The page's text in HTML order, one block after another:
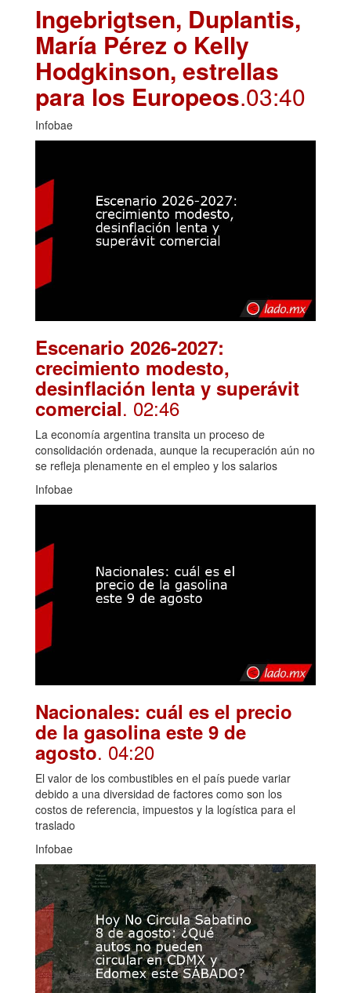
Ingebrigtsen, Duplantis,
María Pérez o Kelly
Hodgkinson, estrellas
para los Europeos.03:40
Infobae
Escenario 2026-2027:
crecimiento modesto,
desinflación lenta y superávit
comercial. 02:46
La economía argentina transita un proceso de
consolidación ordenada, aunque la recuperación aún no
se refleja plenamente en el empleo y los salarios
Infobae
Nacionales: cuál es el precio
de la gasolina este 9 de
agosto. 04:20
El valor de los combustibles en el país puede variar
debido a una diversidad de factores como son los
costos de referencia, impuestos y la logística para el
traslado
Infobae